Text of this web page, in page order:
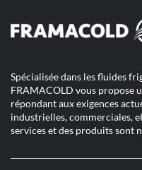
Spécialisée dans les fluides
FRAMACOLD vous propose
répondant aux exigences
industrielles, commerciales,
services et des produits sont